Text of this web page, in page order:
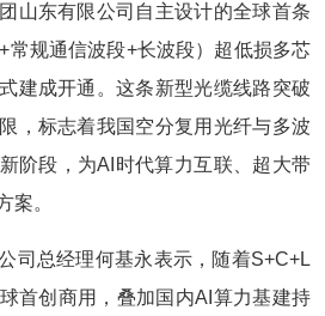
山东有限公司自主设计的全球首条
常规通信波段+长波段）超低损多芯
建成开通。这条新型光缆线路突破
，标志着我国空分复用光纤与多波
阶段，为AI时代算力互联、超大带
案。
司总经理何基永表示，随着S+C+L
首创商用，叠加国内AI算力基建持